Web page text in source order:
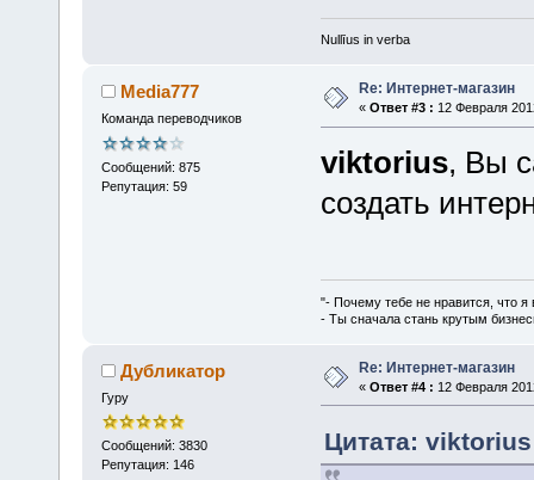
Nullīus in verba
Media777
Команда переводчиков
Сообщений: 875
Репутация: 59
Re: Интернет-магазин
« Ответ #3 : 12 Февраля
viktorius, Вы
создать
"- Почему тебе не нравится, что я
- Ты сначала стань крутым
Дубликатор
Гуру
Сообщений: 3830
Репутация: 146
Re: Интернет-магазин
« Ответ #4 : 12 Февраля
Цитата: